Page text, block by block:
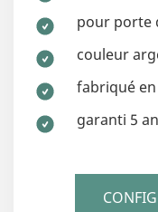
pour porte
couleur
fabriqué
garanti 5